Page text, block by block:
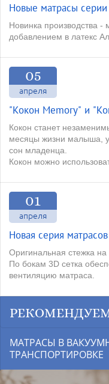
Новые матрасы
Новинка производства -
добавлением в латекс
05
апреля
"Кокон Memory" и
Кокон станет
месяцы жизни малыша,
сон младенца.
Кокон можно
01
апреля
Новая серия
Оригинальная стежка на
По бокам 3D сетка
вентиляцию матраса.
МАТРАСЫ В
ТРАНСПОРТИРОВКЕ